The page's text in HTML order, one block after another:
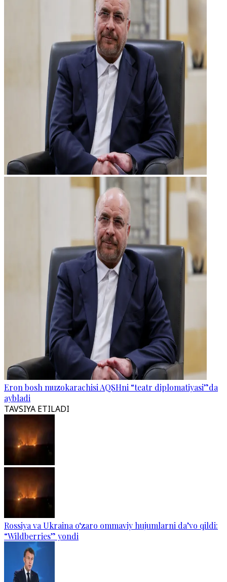
Eron bosh muzokarachisi AQSHni “teatr diplomatiyasi”da
aybladi
TAVSIYA ETILADI
Rossiya va Ukraina o‘zaro ommaviy hujumlarni da’vo qildi:
“Wildberries” yondi